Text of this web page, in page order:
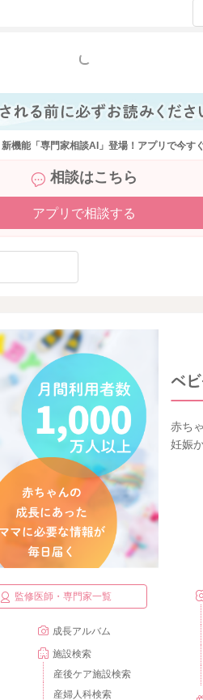
もっと見る
機能「専門家相談AI」登場！アプリで今す
相談はこちら
アプリで相談する
赤ち
妊娠
監修医師・専門家一覧
成長アルバム
施設検索
産後ケア施設検索
産婦人科検索